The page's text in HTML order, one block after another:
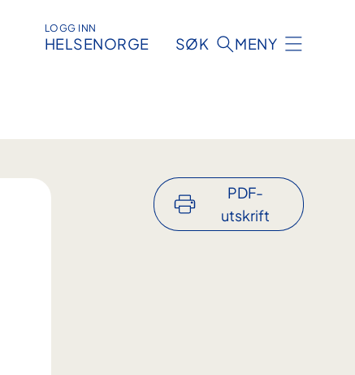
LOGG INN
HELSENORGE SØK MENY
PDF-
utskrift